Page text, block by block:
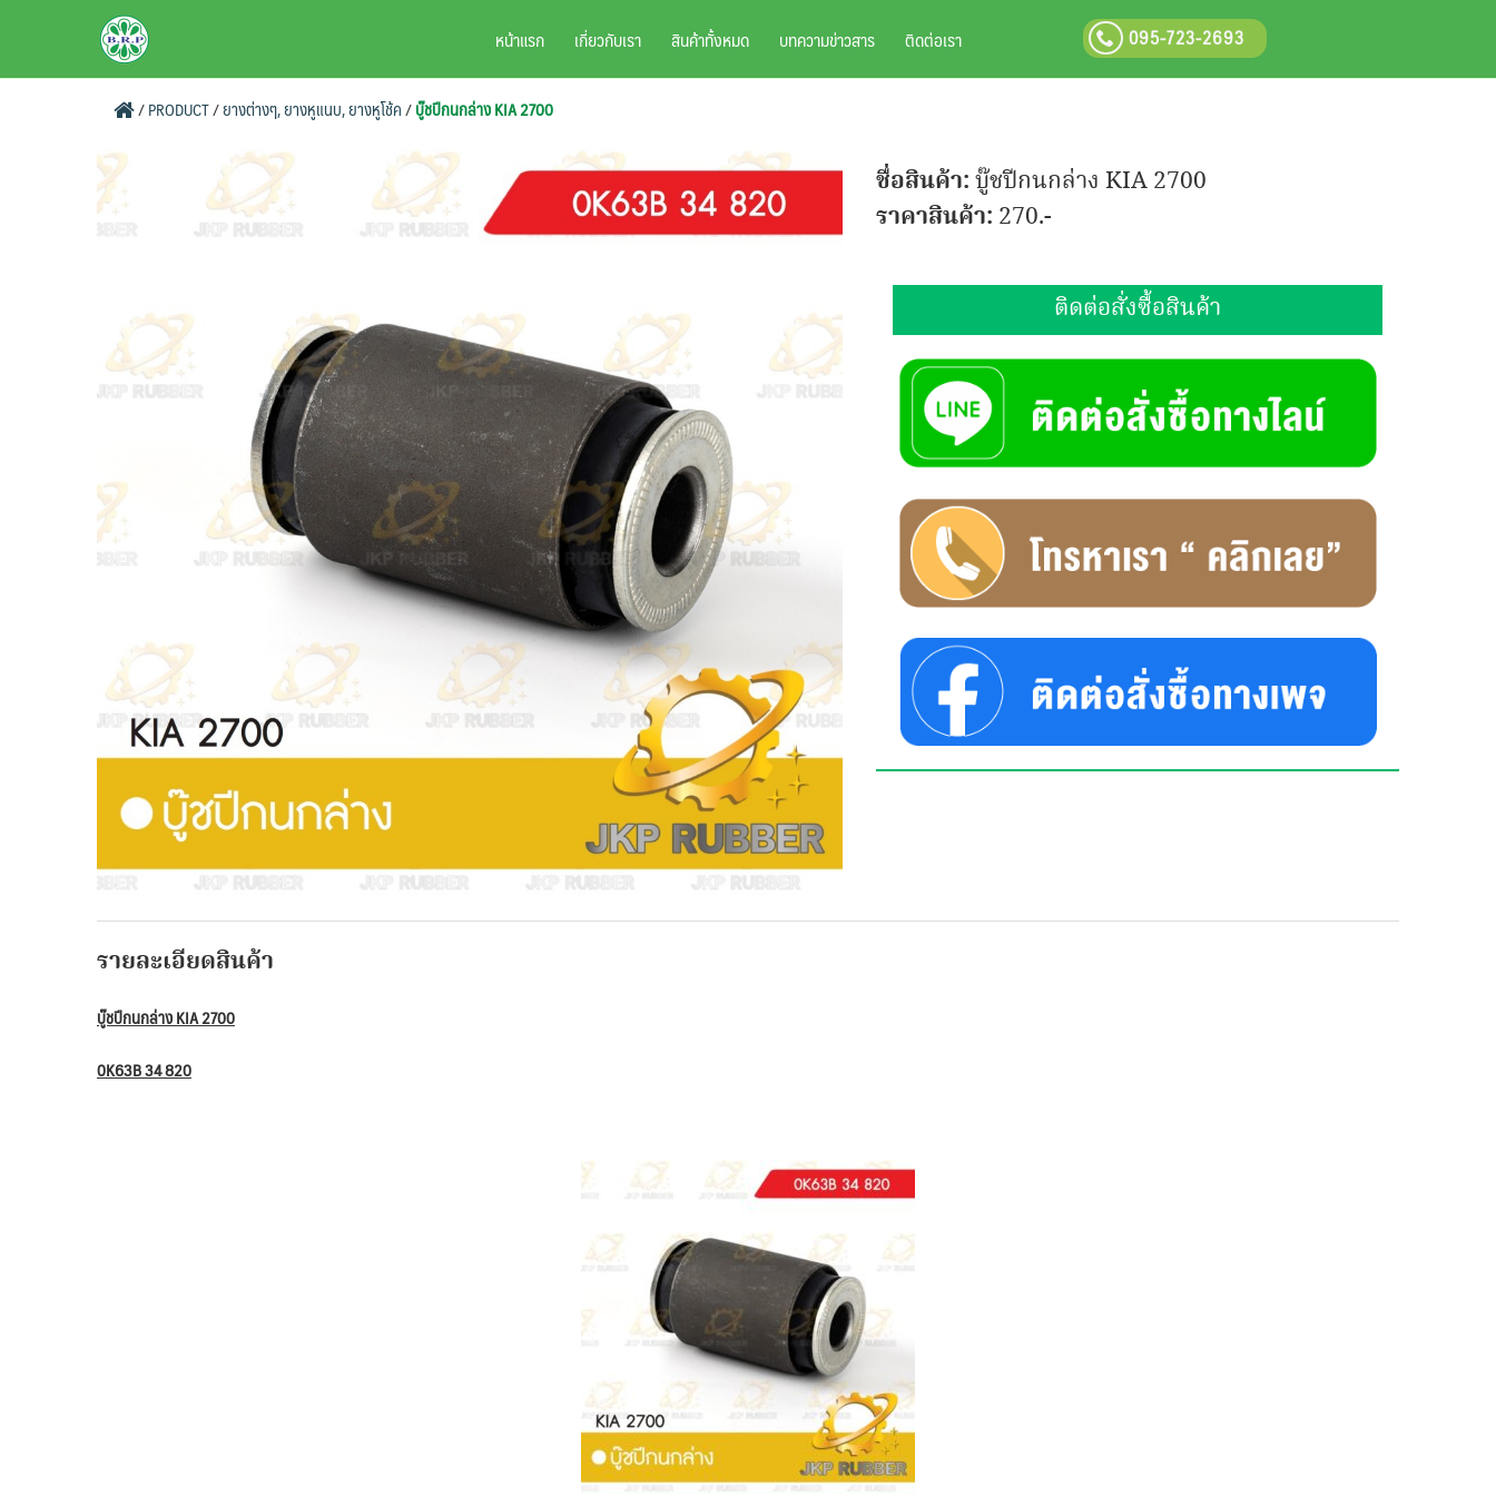
BRPAUTO.COM 095-723-2693
หน้าแรก เกี่ยวกับเรา สินค้าทั้งหมด บทความข่าวสาร ติดต่อเรา
/PRODUCT/ยางต่างๆ, ยางหูแนบ, ยางหูโช้ค/บู๊ชปีกนกล่าง KIA 2700
ชื่อสินค้า:บู๊ชปีกนกล่าง KIA 2700
ราคาสินค้า: 270.-
ติดต่อสั่งซื้อสินค้า
รายละเอียดสินค้า
บู๊ชปีกนกล่าง KIA 2700
0K63B 34 820